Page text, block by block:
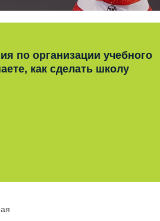
по организации учебного
как сделать школу